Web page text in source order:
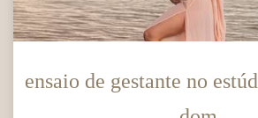
ensaio de gestante no